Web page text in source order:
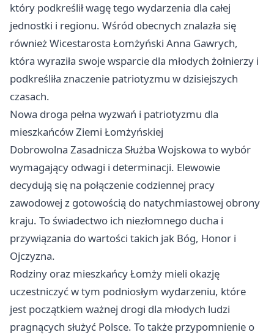
który podkreślił wagę tego wydarzenia dla całej
jednostki i regionu. Wśród obecnych znalazła się
również Wicestarosta Łomżyński Anna Gawrych,
która wyraziła swoje wsparcie dla młodych żołnierzy i
podkreśliła znaczenie patriotyzmu w dzisiejszych
czasach.
Nowa droga pełna wyzwań i patriotyzmu dla
mieszkańców Ziemi Łomżyńskiej
Dobrowolna Zasadnicza Służba Wojskowa to wybór
wymagający odwagi i determinacji. Elewowie
decydują się na połączenie codziennej pracy
zawodowej z gotowością do natychmiastowej obrony
kraju. To świadectwo ich niezłomnego ducha i
przywiązania do wartości takich jak Bóg, Honor i
Ojczyzna.
Rodziny oraz mieszkańcy Łomży mieli okazję
uczestniczyć w tym podniosłym wydarzeniu, które
jest początkiem ważnej drogi dla młodych ludzi
pragnących służyć Polsce. To także przypomnienie o